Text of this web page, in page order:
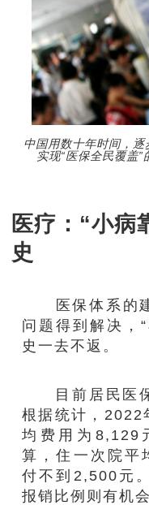
中国用数十年时间，
实现“医保全民覆盖”
医疗：“小病
史
医保体系的建
问题得到解决，
史一去不返。
目前居民医保
根据统计，2022
均费用为8,129
算，住一次院平
付不到2,500元
报销比例则有机